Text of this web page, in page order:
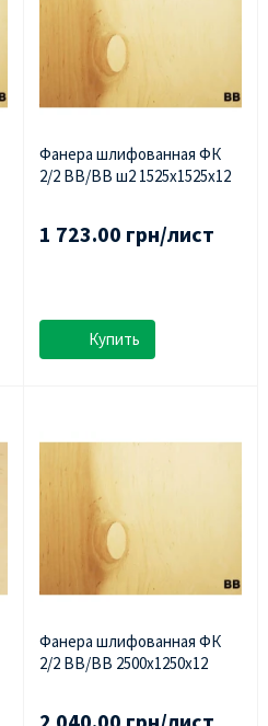
Фанера шлифованная ФК
2/2 ВВ/ВВ ш2 1525х1525х12
1 723.00 грн/лист
Купить
Фанера шлифованная ФК
2/2 BB/BB 2500х1250х12